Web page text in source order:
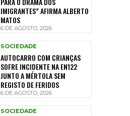
IMIGRANTES” AFIRMA ALBERTO
MATOS
6 DE AGOSTO, 2026
SOCIEDADE
AUTOCARRO COM CRIANÇAS
SOFRE INCIDENTE NA EN122
JUNTO A MÉRTOLA SEM
REGISTO DE FERIDOS
6 DE AGOSTO, 2026
SOCIEDADE